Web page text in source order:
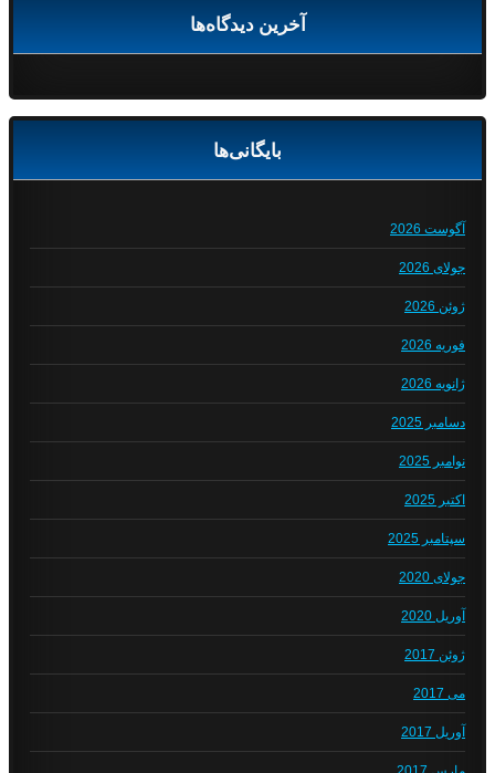
آخرین دیدگاه‌ها
بایگانی‌ها
آگوست 2026
جولای 2026
ژوئن 2026
فوریه 2026
ژانویه 2026
دسامبر 2025
نوامبر 2025
اکتبر 2025
سپتامبر 2025
جولای 2020
آوریل 2020
ژوئن 2017
می 2017
آوریل 2017